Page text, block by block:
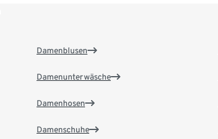
Damenblusen
Damenunterwäsche
Damenhosen
Damenschuhe